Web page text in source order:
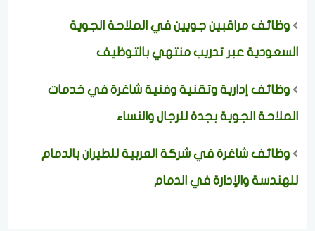
وظائف مراقبين جويين في الملاحة الجوية
السعودية عبر تدريب منتهي بالتوظيف
وظائف إدارية وتقنية وفنية شاغرة في خدمات
الملاحة الجوية بجدة للرجال والنساء
وظائف شاغرة في شركة العربية للطيران بالدمام
للهندسة والإدارة في الدمام